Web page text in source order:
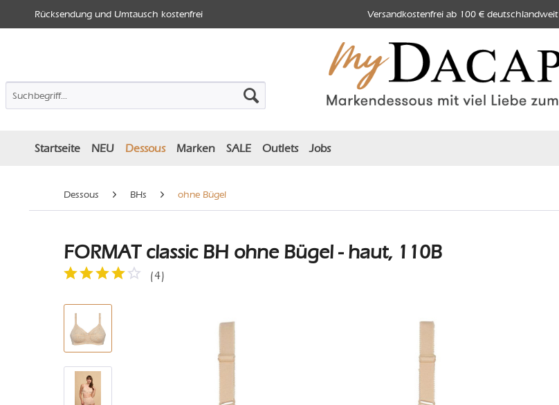
Rücksendung und Umtausch kostenfrei Versandkostenfrei ab 100 € deutschlandweit
Startseite NEU Dessous Marken SALE Outlets Jobs
Dessous BHs ohne Bügel
FORMAT classic BH ohne Bügel - haut, 110B
(4)